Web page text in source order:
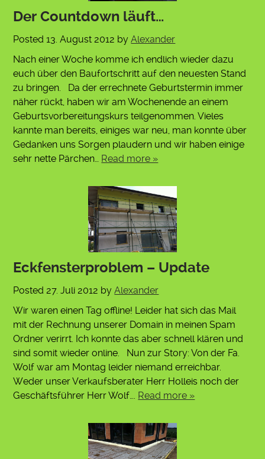
Der Countdown läuft…
Posted13. August 2012 byAlexander
Nach einer Woche komme ich endlich wieder dazu
euch über den Baufortschritt auf den neuesten Stand
zu bringen. Da der errechnete Geburtstermin immer
näher rückt, haben wir am Wochenende an einem
Geburtsvorbereitungskurs teilgenommen. Vieles
kannte man bereits, einiges war neu, man konnte über
Gedanken uns Sorgen plaudern und wir haben einige
sehr nette Pärchen… Read more »
Eckfensterproblem – Update
Posted 27. Juli 2012 byAlexander
Wir waren einen Tag offline! Leider hat sich das Mail
mit der Rechnung unserer Domain in meinen Spam
Ordner verirrt. Ich konnte das aber schnell klären und
sind somit wieder online. Nun zur Story: Von der Fa.
Wolf war am Montag leider niemand erreichbar.
Weder unser Verkaufsberater Herr Holleis noch der
Geschäftsführer Herr Wolf…. Read more »